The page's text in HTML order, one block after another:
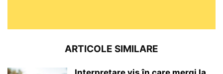
ARTICOLE SIMILARE